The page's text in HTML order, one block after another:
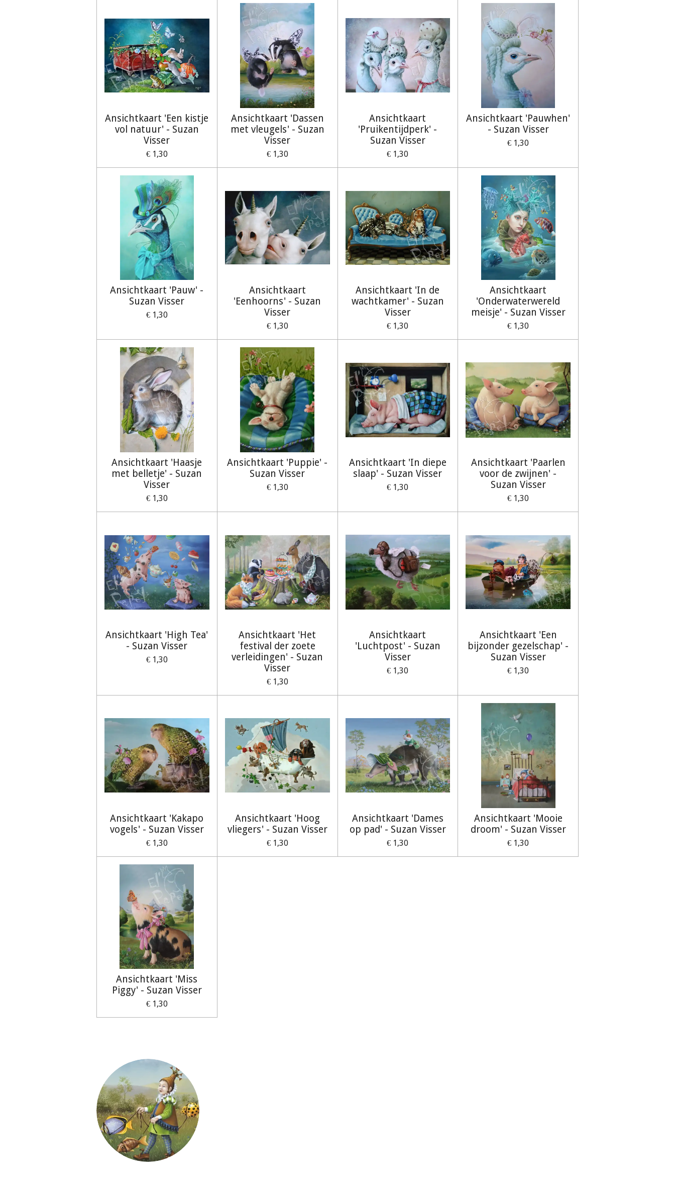
Ansichtkaart 'Een kistje
vol natuur' - Suzan
Visser
€ 1,30
Ansichtkaart 'Dassen
met vleugels' - Suzan
Visser
€ 1,30
Ansichtkaart
'Pruikentijdperk' -
Suzan Visser
€ 1,30
Ansichtkaart 'Pauwhen'
- Suzan Visser
€ 1,30
Ansichtkaart 'Pauw' -
Suzan Visser
€ 1,30
Ansichtkaart
'Eenhoorns' - Suzan
Visser
€ 1,30
Ansichtkaart 'In de
wachtkamer' - Suzan
Visser
€ 1,30
Ansichtkaart
'Onderwaterwereld
meisje' - Suzan Visser
€ 1,30
Ansichtkaart 'Haasje
met belletje' - Suzan
Visser
€ 1,30
Ansichtkaart 'Puppie' -
Suzan Visser
€ 1,30
Ansichtkaart 'In diepe
slaap' - Suzan Visser
€ 1,30
Ansichtkaart 'Paarlen
voor de zwijnen' -
Suzan Visser
€ 1,30
Ansichtkaart 'High Tea'
- Suzan Visser
€ 1,30
Ansichtkaart 'Het
festival der zoete
verleidingen' - Suzan
Visser
€ 1,30
Ansichtkaart
'Luchtpost' - Suzan
Visser
€ 1,30
Ansichtkaart 'Een
bijzonder gezelschap' -
Suzan Visser
€ 1,30
Ansichtkaart 'Kakapo
vogels' - Suzan Visser
€ 1,30
Ansichtkaart 'Hoog
vliegers' - Suzan Visser
€ 1,30
Ansichtkaart 'Dames
op pad' - Suzan Visser
€ 1,30
Ansichtkaart 'Mooie
droom' - Suzan Visser
€ 1,30
Ansichtkaart 'Miss
Piggy' - Suzan Visser
€ 1,30